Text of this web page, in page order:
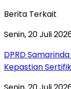
Berita Terkait
Senin, 20 Juli
DPRD
Kepastian